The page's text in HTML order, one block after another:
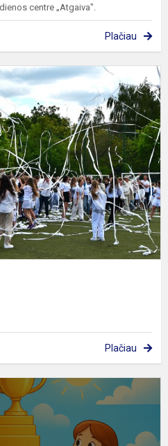
centre „Atgaiva".
Plačiau
Plačiau